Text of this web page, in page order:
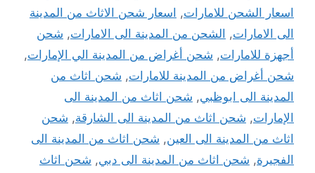
اسعار الشحن للامارات, اسعار شحن الاثاث من المدينة
الى الامارات, الشحن من المدينة الى الامارات, شحن
أجهزة للامارات, شحن أغراض من المدينة الي الإمارات,
شحن أغراض من المدينة للامارات, شحن اثاث من
المدينة الى ابوظبي, شحن اثاث من المدينة الى
الإمارات, شحن اثاث من المدينة الى الشارقة, شحن
اثاث من المدينة الى العين, شحن اثاث من المدينة الى
الفجيرة, شحن اثاث من المدينة الى دبي, شحن اثاث